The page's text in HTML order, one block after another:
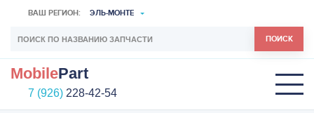
ВАШ РЕГИОН: ЭЛЬ-МОНТЕ
ПОИСК
MobilePart
7 (926) 228-42-54